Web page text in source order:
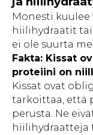
Monesti
hiilihydraatit
ei ole suurta
Fakta: Kissat
proteiini on
Kissat ovat
tarkoittaa, että
perusta. Ne
hiilihydraatteja